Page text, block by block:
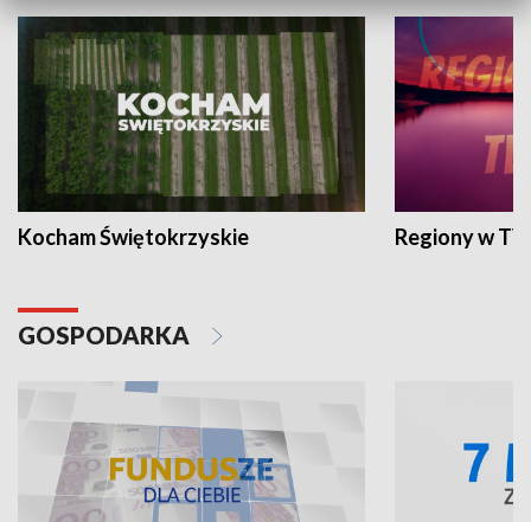
Kocham Świętokrzyskie Regiony w
GOSPODARKA